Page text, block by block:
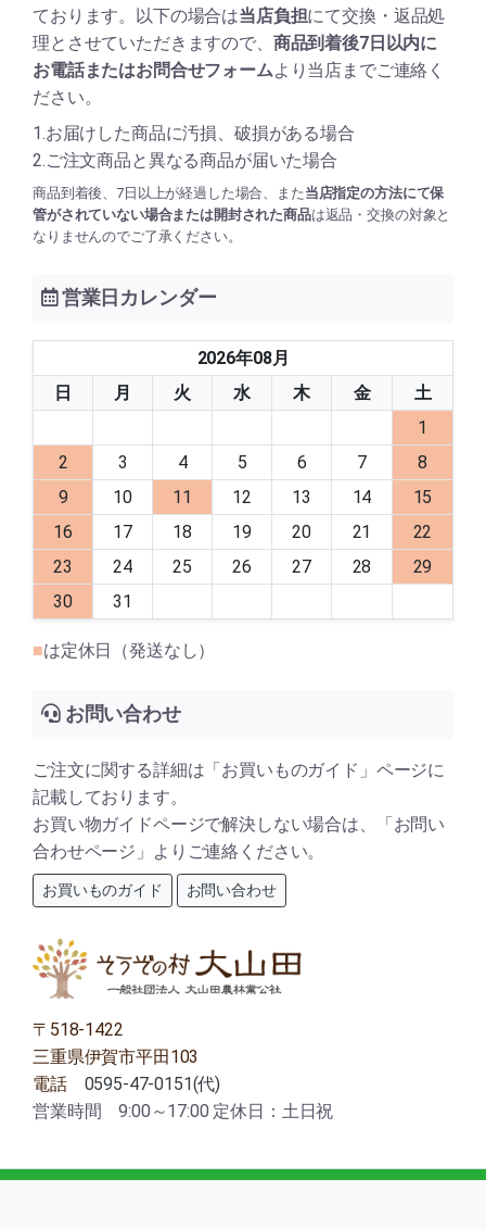
ております。以下の場合は当店負担にて交換・返品処
理とさせていただきますので、 商品到着後7日以内に
お電話またはお問合せフォームより当店までご連絡く
ださい。
1.お届けした商品に汚損、破損がある場合
2.ご注文商品と異なる商品が届いた場合
商品到着後、7日以上が経過した場合、また当店指定の方法にて保
管がされていない場合または開封された商品は返品・交換の対象と
なりませんのでご了承ください。
営業日カレンダー
2026年08月
日
月 火 水 木 金
土
1
2
3 4 5 6 7
8
9
10 11 12 13 14
15
16
17 18 19 20 21
22
23
24 25 26 27 28
29
30
31
■は定休日（発送なし）
お問い合わせ
ご注文に関する詳細は「お買いものガイド」ページに
記載しております。
お買い物ガイドページで解決しない場合は、「お問い
合わせページ」よりご連絡ください。
お買いものガイド お問い合わせ
〒518-1422
三重県伊賀市平田103
電話 0595-47-0151(代)
営業時間 9:00～17:00 定休日：土日祝